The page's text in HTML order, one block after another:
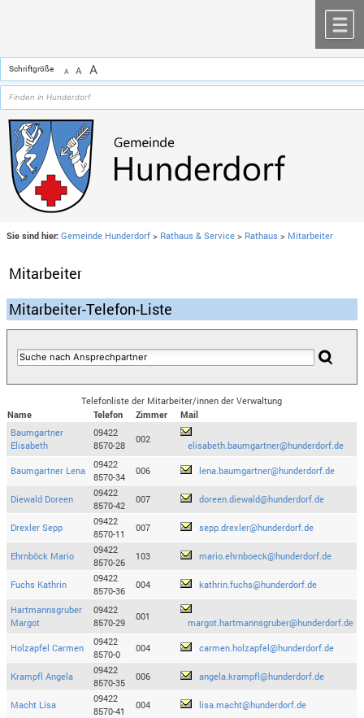
Schriftgröße A A A
Sie sind hier: Gemeinde Hunderdorf > Rathaus & Service > Rathaus > Mitarbeiter
Mitarbeiter
Mitarbeiter-Telefon-Liste
Telefonliste der Mitarbeiter/innen der Verwaltung
Name
Telefon Zimmer
Mail
Baumgartner
Elisabeth
09422
8570-28
002
elisabeth.baumgartner@hunderdorf.de
Baumgartner Lena
09422
8570-34
006 lena.baumgartner@hunderdorf.de
Diewald Doreen
09422
8570-42
007 doreen.diewald@hunderdorf.de
Drexler Sepp
09422
8570-11
007 sepp.drexler@hunderdorf.de
Ehrnböck Mario
09422
8570-26
103 mario.ehrnboeck@hunderdorf.de
Fuchs Kathrin
09422
8570-36
004 kathrin.fuchs@hunderdorf.de
Hartmannsgruber
Margot
09422
8570-29
001
margot.hartmannsgruber@hunderdorf.de
Holzapfel Carmen
09422
8570-0
004 carmen.holzapfel@hunderdorf.de
Krampfl Angela
09422
8570-35
006 angela.krampfl@hunderdorf.de
Macht Lisa
09422
8570-41
004 lisa.macht@hunderdorf.de